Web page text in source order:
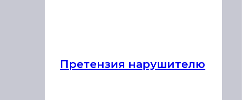
Претензия нарушителю